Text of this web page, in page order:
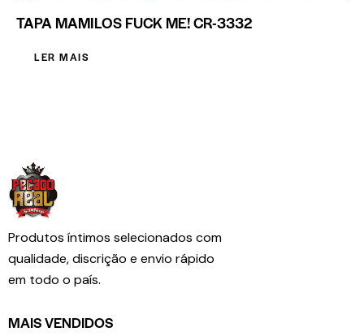
TAPA MAMILOS FUCK ME! CR-3332
LER MAIS
Produtos íntimos selecionados com
qualidade, discrição e envio rápido
em todo o país.
MAIS VENDIDOS